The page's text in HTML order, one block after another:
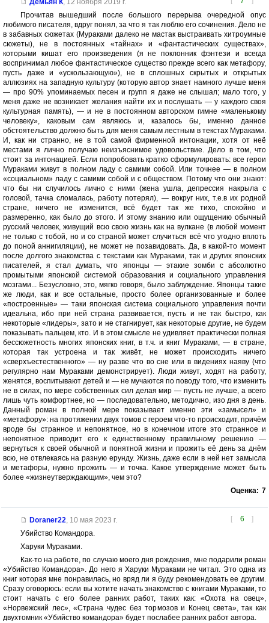
Демьян К, 12 ноября 2019 г.
Прочитав вышедший после большого перерыва очередной опус
любимого писателя, вдруг понял, за что я так люблю его сочинения. Дело не
в забавных сюжетах (Мураками далеко не мастак выстраивать хитроумные
сюжеты), не в постоянных «тайнах» и «фантастических существах»,
которыми кишат его произведения (я не поклонник фэнтези и всегда
воспринимал любое фантастическое существо прежде всего как метафору,
пусть даже и «ускользающую»), не в сплошных скрытых и открытых
аллюзиях на западную культуру (которую автор знает намного лучше меня
— про 90% упоминаемых песен и групп я даже не слышал; мало того, у
меня даже не возникает желания найти их и послушать — у каждого своя
культурная память), — и не в постоянном авторском гимне «маленькому
человеку», каковым сам являюсь и, казалось бы, именно данное
обстоятельство должно быть для меня самым лестным в текстах Мураками.
И, как ни странно, не в той самой фирменной интонации, хотя от неё
местами я лично получаю неизъяснимое удовольствие. Дело в том, что
стоит за интонацией. Если попробовать кратко сформулировать: все герои
Мураками живут в полном ладу с самими собой. Или точнее — в полном
«социальном» ладу с самими собой и с обществом. Потому что они знают:
что бы ни случилось лично с ними (жена ушла, депрессия накрыла с
головой, тачка сломалась, работу потерял), — вокруг них, т.е.в их родной
стране, ничего не изменится, всё будет так же тихо, спокойно и
размеренно, как было до этого. И этому знанию или ощущению обычный
русский человек, живущий всю свою жизнь как на вулкане (в любой момент
не только с тобой, но и со страной может случиться всё что угодно вплоть
до поной аннигиляции), не может не позавидовать. Да, в какой-то момент
после долгого знакомства с текстами как Мураками, так и других японских
писателей, я стал думать, что японцы — этакие зомби с абсолютно
промытыми японской системой образования и социального управления
мозгами... Безусловно, это, мягко говоря, было заблуждение. Японцы такие
же люди, как и все остальные, просто более организованные и более
«построенные» — таки японская система социального управления почти
идеальна, ибо при ней страна развивается, пусть и не так быстро, как
некоторые «лидеры», зато и не стагнирует, как некоторые другие, не будем
показывать пальцем, кто. И в этом смысле не удивляет практически полная
бессюжетность многих японских книг, в т.ч. и книг Мураками, — в стране,
которая так устроена и так живёт, не может происходить ничего
«сверхъестественного» — ну разве что во сне или в видениях наяву (что
регулярно нам Мураками демонстрирует). Люди живут, ходят на работу,
женятся, воспитывают детей и — не мучаются по поводу того, что изменить
не в силах, по мере собственных сил делая мир — пусть не лучше, а всего
лишь чуть комфортнее, но — последовательно, методично, изо дня в день.
Данный роман в полной мере показывает именно эти «замысел» и
«метафору»: на протяжении двух томов с героем что-то происходит, причём
вроде бы странное и непонятное, но в конечном итоге это странное и
непонятное приводит его к единственному правильному решению —
вернуться к своей обычной и понятной жизни и прожить её день за днём
всю, не отвлекаясь на разную ерунду. Жизнь, даже если в ней нет замысла
и метафоры, нужно прожить — и точка. Какое утверждение может быть
более «жизнеутверждающим», чем это?
Оценка: 7
[ 6 ]
Doraner22, 10 мая 2023 г.
Убийство Командора.
Харуки Мураками.
Как-то на работе, по случаю моего дня рождения, мне подарили роман
«Убийство Командора». До него я Харуки Мураками не читал. Это одна из
книг которая мне понравилась, но вряд ли я буду рекомендовать ее другим.
Сразу оговорюсь: если вы хотите начать знакомство с книгами Мураками, то
стоит начать с его более ранних работ, таких как: «Охота на овец»,
«Норвежский лес», «Страна чудес без тормозов и Конец света», так как
двухтомник «Убийство командора» будет послабее ранних работ автора.